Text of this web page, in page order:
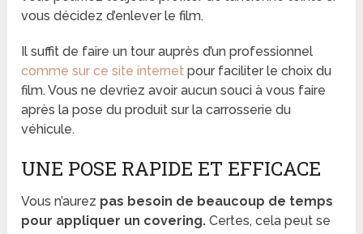
vous décidez d’enlever le film.
Il suffit de faire un tour auprès d’un professionnel
comme sur ce site internet pour faciliter le choix du
film. Vous ne devriez avoir aucun souci à vous faire
après la pose du produit sur la carrosserie du
véhicule.
UNE POSE RAPIDE ET EFFICACE
Vous n’aurez pas besoin de beaucoup de temps
pour appliquer un covering.Certes, cela peut se